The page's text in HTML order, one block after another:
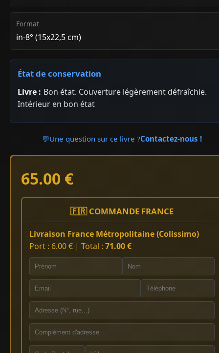
Format
in-8° (15x22,5 cm)
État de conservation
Livre : Bon état. Couverture légèrement défraîchie.
Intérieur en bon état
💬Une question sur ce livre ?Contactez-nous !
65.00 €
🇫🇷 COMMANDE FRANCE
Livraison France Métropolitaine (Colissimo)
Port : 6.00 € | Total : 71.00 €